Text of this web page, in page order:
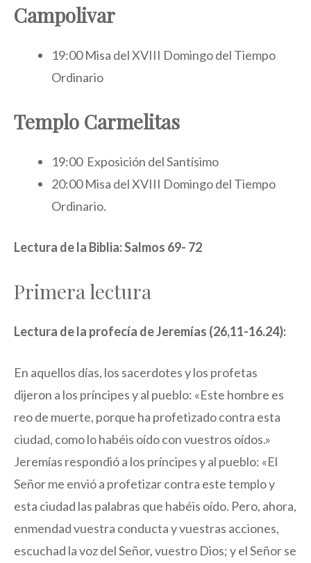
Campolivar
19:00 Misa del XVIII Domingo del Tiempo
Ordinario
Templo Carmelitas
19:00 Exposición del Santísimo
20:00 Misa del XVIII Domingo del Tiempo
Ordinario.
Lectura de la Biblia: Salmos 69- 72
Primera lectura
Lectura de la profecía de Jeremías (26,11-16.24):
En aquellos días, los sacerdotes y los profetas
dijeron a los príncipes y al pueblo: «Este hombre es
reo de muerte, porque ha profetizado contra esta
ciudad, como lo habéis oído con vuestros oídos.»
Jeremías respondió a los príncipes y al pueblo: «El
Señor me envió a profetizar contra este templo y
esta ciudad las palabras que habéis oído. Pero, ahora,
enmendad vuestra conducta y vuestras acciones,
escuchad la voz del Señor, vuestro Dios; y el Señor se